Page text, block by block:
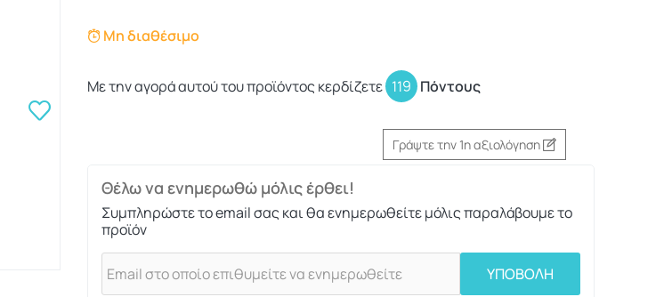
Μη διαθέσιμο
Με την αγορά αυτού του προϊόντος κερδίζετε 119 Πόντους
Γράψτε την 1η αξιολόγηση
Θέλω να ενημερωθώ μόλις έρθει!
Συμπληρώστε το email σας και θα ενημερωθείτε μόλις παραλάβουμε το
προϊόν
ΥΠΟΒΟΛΗ